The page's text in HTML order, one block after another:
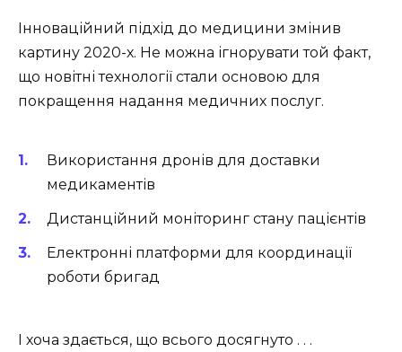
Інноваційний підхід до медицини змінив
картину 2020-х. Не можна ігнорувати той факт,
що новітні технології стали основою для
покращення надання медичних послуг.
Використання дронів для доставки
медикаментів
Дистанційний моніторинг стану пацієнтів
Електронні платформи для координації
роботи бригад
І хоча здається, що всього досягнуто . . .